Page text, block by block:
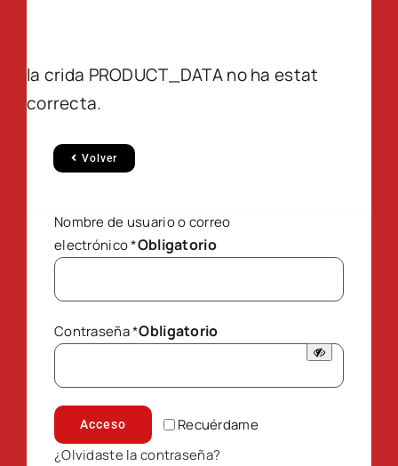
la crida PRODUCT_DATA no ha estat
correcta.
Volver
Nombre de usuario o correo
electrónico*Obligatorio
Contraseña*Obligatorio
Recuérdame
Acceso
¿Olvidaste la contraseña?